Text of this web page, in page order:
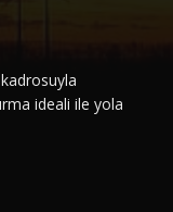
ideali ile yola